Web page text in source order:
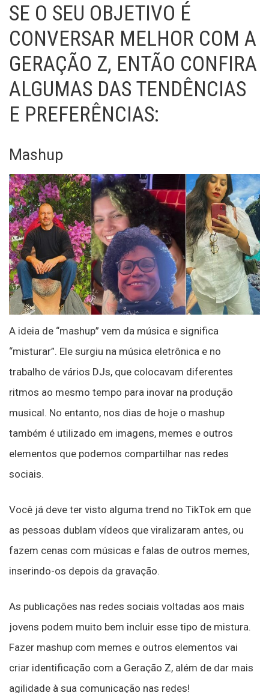
SE O SEU OBJETIVO É
CONVERSAR MELHOR COM A
GERAÇÃO Z, ENTÃO CONFIRA
ALGUMAS DAS TENDÊNCIAS
E PREFERÊNCIAS:
Mashup
A ideia de “mashup” vem da música e significa
“misturar”. Ele surgiu na música eletrônica e no
trabalho de vários DJs, que colocavam diferentes
ritmos ao mesmo tempo para inovar na produção
musical. No entanto, nos dias de hoje o mashup
também é utilizado em imagens, memes e outros
elementos que podemos compartilhar nas redes
sociais.
Você já deve ter visto alguma trend no TikTok em que
as pessoas dublam vídeos que viralizaram antes, ou
fazem cenas com músicas e falas de outros memes,
inserindo-os depois da gravação.
As publicações nas redes sociais voltadas aos mais
jovens podem muito bem incluir esse tipo de mistura.
Fazer mashup com memes e outros elementos vai
criar identificação com a Geração Z, além de dar mais
agilidade à sua comunicação nas redes!